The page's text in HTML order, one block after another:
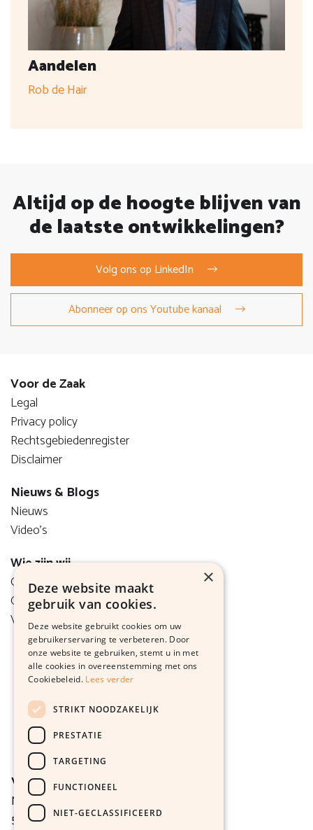
Aandelen
Rob de Hair
Altijd op de hoogte blijven van
de laatste ontwikkelingen?
Volg ons op LinkedIn
Abonneer op ons Youtube kanaal
Voor de Zaak
Legal
Privacy policy
Rechtsgebiedenregister
Disclaimer
Nieuws & Blogs
Nieuws
Video's
Wie zijn wij
Onze visie
Ons team
Vacatures
Voor de Zaak Advocaten
Noorderpoort 9
5916 PJ Venlo
×
Deze website maakt
gebruik van cookies.
Deze website gebruikt cookies om uw
gebruikerservaring te verbeteren. Door
onze website te gebruiken, stemt u in met
alle cookies in overeenstemming met ons
Cookiebeleid. Lees verder
STRIKT NOODZAKELIJK
PRESTATIE
TARGETING
FUNCTIONEEL
NIET-GECLASSIFICEERD